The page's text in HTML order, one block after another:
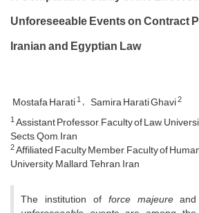
Unforeseeable Events on Contract
Iranian and Egyptian Law
Mostafa Harati1 Samira Harati Ghavi2
1Assistant Professor, Faculty of Law,
Sects, Qom, Iran
2Affiliated Faculty Member, Faculty of
University, Mallard, Tehran, Iran
The institution of force majeureand